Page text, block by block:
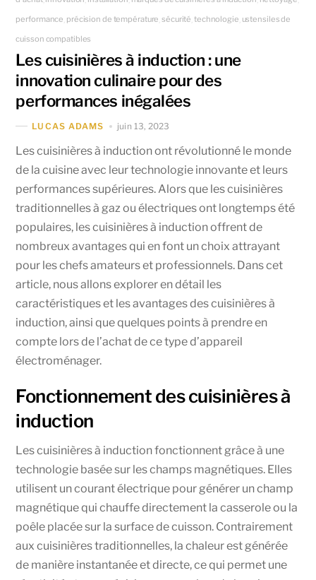
performance précision de température sécurité technologie ustensiles de
cuisson compatibles
Les cuisinières à induction : une
innovation culinaire pour des
performances inégalées
LUCAS ADAMS juin 13, 2023
Les cuisinières à induction ont révolutionné le monde
de la cuisine avec leur technologie innovante et leurs
performances supérieures. Alors que les cuisinières
traditionnelles à gaz ou électriques ont longtemps été
populaires, les cuisinières à induction offrent de
nombreux avantages qui en font un choix attrayant
pour les chefs amateurs et professionnels. Dans cet
article, nous allons explorer en détail les
caractéristiques et les avantages des cuisinières à
induction, ainsi que quelques points à prendre en
compte lors de l’achat de ce type d’appareil
électroménager.
Fonctionnement des cuisinières à
induction
Les cuisinières à induction fonctionnent grâce à une
technologie basée sur les champs magnétiques. Elles
utilisent un courant électrique pour générer un champ
magnétique qui chauffe directement la casserole ou la
poêle placée sur la surface de cuisson. Contrairement
aux cuisinières traditionnelles, la chaleur est générée
de manière instantanée et directe, ce qui permet une